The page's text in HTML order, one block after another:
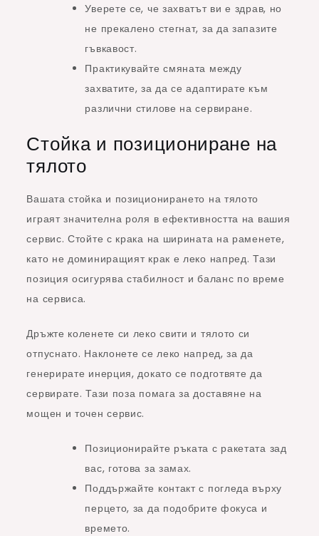
Уверете се, че захватът ви е здрав, но
не прекалено стегнат, за да запазите
гъвкавост.
Практикувайте смяната между
захватите, за да се адаптирате към
различни стилове на сервиране.
Стойка и позициониране на
тялото
Вашата стойка и позиционирането на тялото
играят значителна роля в ефективността на вашия
сервис. Стойте с крака на ширината на раменете,
като не доминиращият крак е леко напред. Тази
позиция осигурява стабилност и баланс по време
на сервиса.
Дръжте коленете си леко свити и тялото си
отпуснато. Наклонете се леко напред, за да
генерирате инерция, докато се подготвяте да
сервирате. Тази поза помага за доставяне на
мощен и точен сервис.
Позиционирайте ръката с ракетата зад
вас, готова за замах.
Поддържайте контакт с погледа върху
перцето, за да подобрите фокуса и
времето.